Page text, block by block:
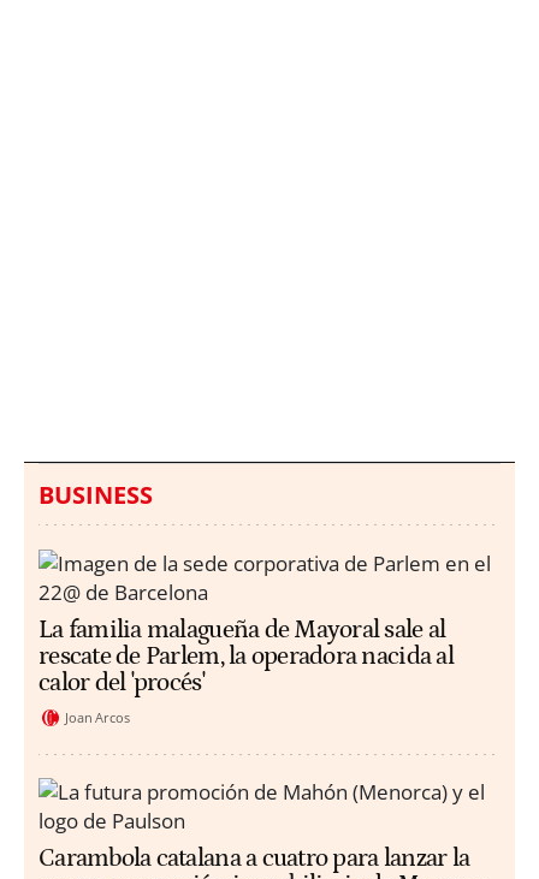
BUSINESS
La familia malagueña de Mayoral sale al
rescate de Parlem, la operadora nacida al
calor del 'procés'
Joan Arcos
Carambola catalana a cuatro para lanzar la